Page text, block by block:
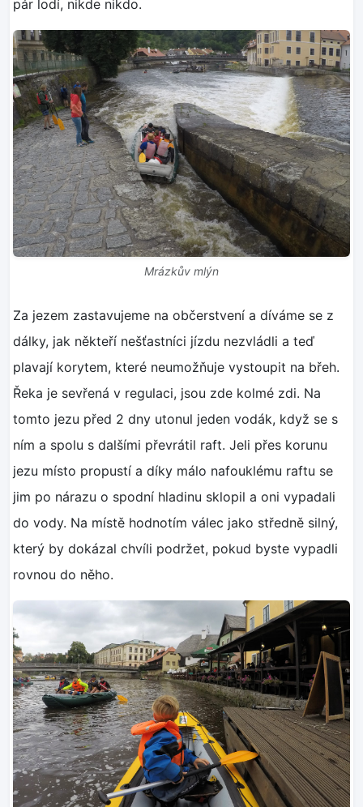
pár lodí, nikde nikdo.
Mrázkův mlýn
Za jezem zastavujeme na občerstvení a díváme se z
dálky, jak někteří nešťastníci jízdu nezvládli a teď
plavají korytem, které neumožňuje vystoupit na břeh.
Řeka je sevřená v regulaci, jsou zde kolmé zdi. Na
tomto jezu před 2 dny utonul jeden vodák, když se s
ním a spolu s dalšími převrátil raft. Jeli přes korunu
jezu místo propustí a díky málo nafouklému raftu se
jim po nárazu o spodní hladinu sklopil a oni vypadali
do vody. Na místě hodnotím válec jako středně silný,
který by dokázal chvíli podržet, pokud byste vypadli
rovnou do něho.